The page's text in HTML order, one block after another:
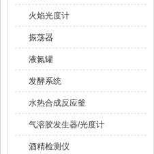
火焰光度计
振荡器
液氮罐
发酵系统
水热合成反应釜
气溶胶发生器/光度计
酒精检测仪